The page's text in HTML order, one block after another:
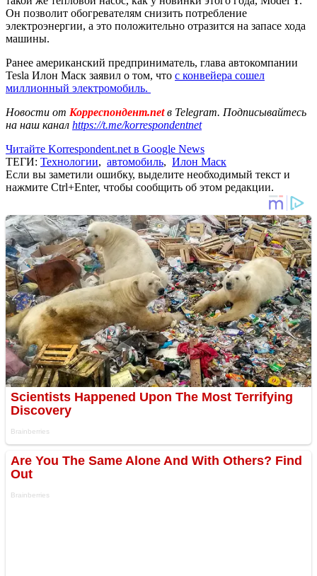
Он позволит обогревателям снизить потребление
электроэнергии, а это положительно отразится на запасе хода
машины.
Ранее американский предприниматель, глава автокомпании
Tesla Илон Маск заявил о том, что с конвейера сошел
миллионный электромобиль.
Новости от Корреспондент.netв Telegram. Подписывайтесь
на наш канал https://t.me/korrespondentnet
Читайте Korrespondent.net в Google News
ТЕГИ: Технологии, автомобиль, Илон Маск
Если вы заметили ошибку, выделите необходимый текст и
нажмите Ctrl+Enter, чтобы сообщить об этом редакции.